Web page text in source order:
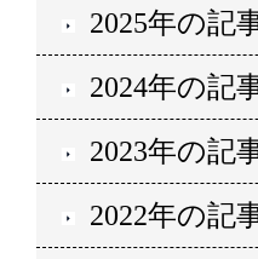
2025年の記
2024年の記
2023年の記
2022年の記